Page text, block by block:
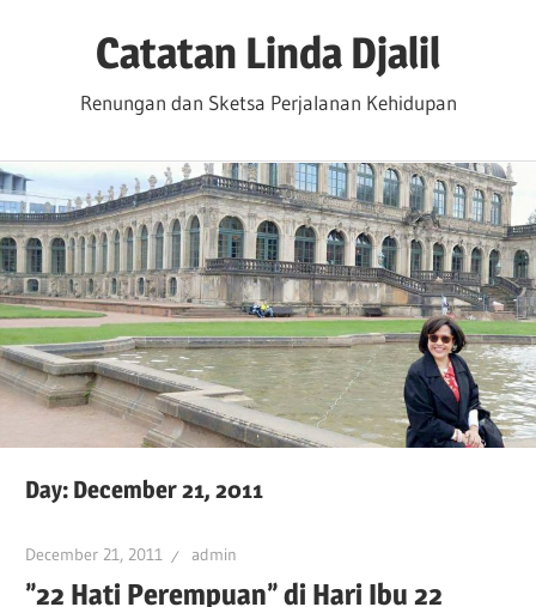
Catatan Linda Djalil
Renungan dan Sketsa Perjalanan Kehidupan
Day: December 21, 2011
December 21, 2011 admin
”22 Hati Perempuan” di Hari Ibu 22